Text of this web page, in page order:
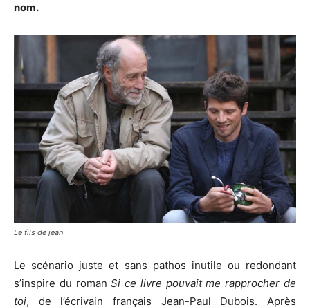
nom.
Le fils de jean
Le scénario juste et sans pathos inutile ou redondant
s’inspire du romanSi ce livre pouvait me rapprocher de
toi, de l’écrivain français Jean-Paul Dubois. Après